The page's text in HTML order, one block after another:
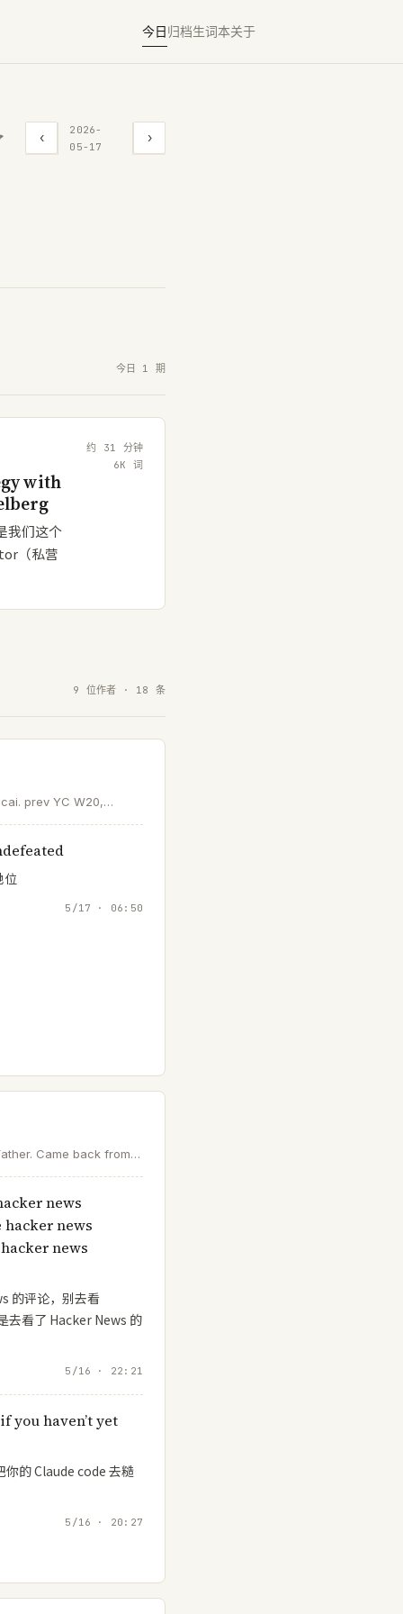
今日归档生词本关于
‹
2026-
05-17
›
今日 1 期
with
我们这个
（私营
约 31 分钟
6K 词
9 位作者 · 18 条
位
5/17 · 06:50
Came back from
news
hacker news
news
的评论，别去看
去看了 Hacker News 的
5/16 · 22:21
you haven’t yet
你的 Claude code 去糙
5/16 · 20:27